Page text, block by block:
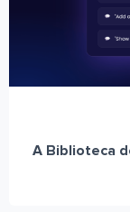
A Biblioteca